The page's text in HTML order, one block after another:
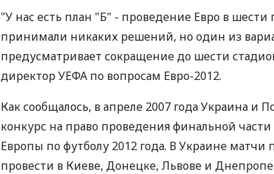
"У нас есть план "Б" - проведение Евро в шести
принимали никаких решений, но один из
предусматривает сокращение до шести
директор УЕФА по вопросам Евро-2012.
Как сообщалось, в апреле 2007 года Украина и
конкурс на право проведения финальной
Европы по футболу 2012 года. В Украине матчи
провести в Киеве, Донецке, Львове и